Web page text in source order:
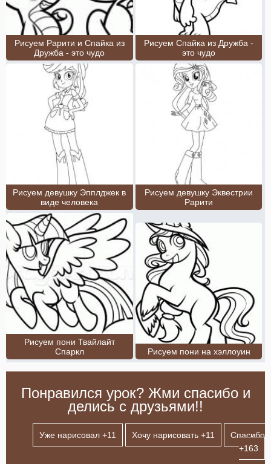
Рисуем Рарити и Спайка из
Дружба - это чудо
Рисуем Спайка из Дружба -
это чудо
Рисуем девушку Эпплджек в
виде человека
Рисуем девушку Эквестрии
Рарити
Рисуем пони Твайлайт
Спаркл
Рисуем пони на хэллоуин
Понравился урок? Жми спасибо и
делись с друзьями!!
Уже нарисовал +11 Хочу нарисовать +11
Спасибо
+163